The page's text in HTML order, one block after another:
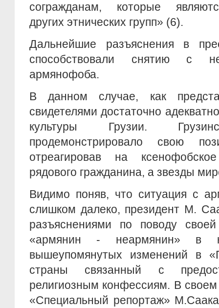
согражданам, которые
других этнических групп» (6).
Дальнейшие разъяснения в
способствовали снятию с
армянофоба.
В данном случае, как
свидетелями достаточно
культуры Грузии.
продемонстрировало свою
отреагировав на
рядового гражданина, а звезды
Видимо поняв, что ситуация с
слишком далеко, президент М.
разъяснениями по поводу
«армянин - неармянин» в
вышеупомянутых изменений в
страны связанный с
религиозным конфессиям. В
«Специальный репортаж»